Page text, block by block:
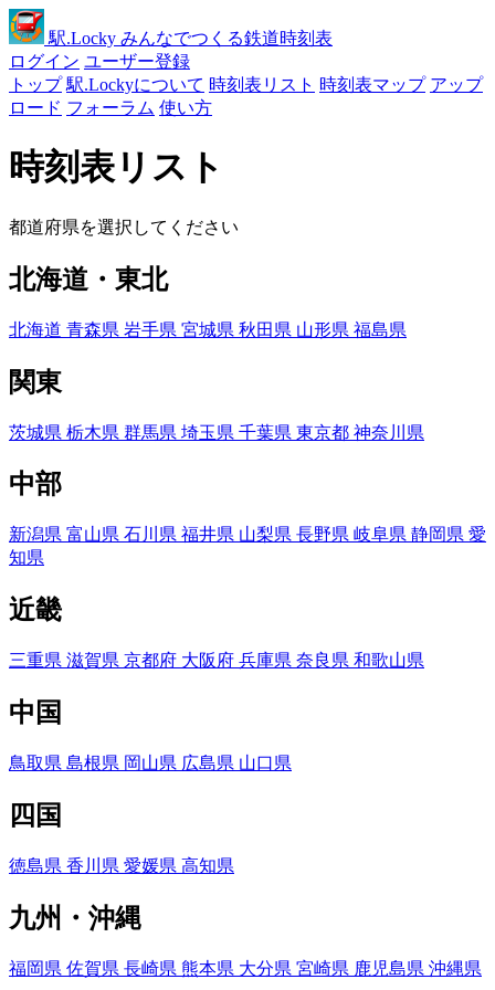
駅.Locky みんなでつくる鉄道時刻表
ログイン ユーザー登録
トップ 駅.Lockyについて 時刻表リスト 時刻表マップ アップ
ロード フォーラム 使い方
時刻表リスト
都道府県を選択してください
北海道・東北
北海道 青森県 岩手県 宮城県 秋田県 山形県 福島県
関東
茨城県 栃木県 群馬県 埼玉県 千葉県 東京都 神奈川県
中部
新潟県 富山県 石川県 福井県 山梨県 長野県 岐阜県 静岡県 愛
知県
近畿
三重県 滋賀県 京都府 大阪府 兵庫県 奈良県 和歌山県
中国
鳥取県 島根県 岡山県 広島県 山口県
四国
徳島県 香川県 愛媛県 高知県
九州・沖縄
福岡県 佐賀県 長崎県 熊本県 大分県 宮崎県 鹿児島県 沖縄県